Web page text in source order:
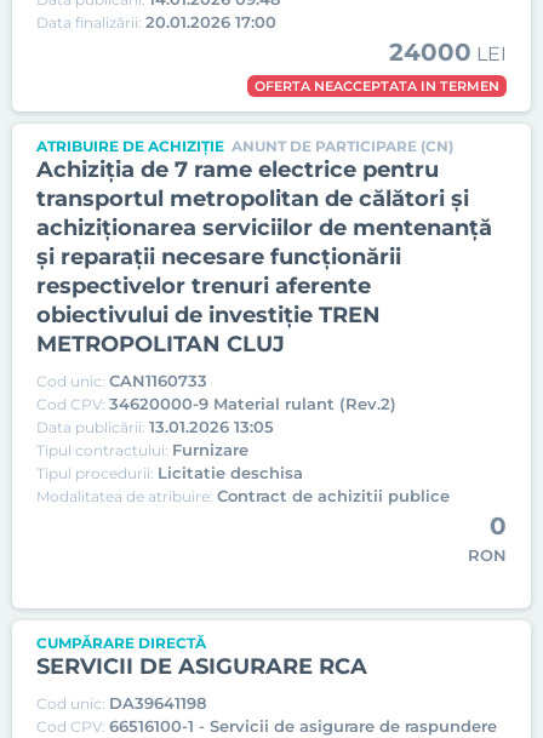
Data finalizării: 20.01.2026 17:00
24000 LEI
OFERTA NEACCEPTATA IN TERMEN
ATRIBUIRE DE ACHIZIȚIE ANUNT DE PARTICIPARE (CN)
Achiziția de 7 rame electrice pentru
transportul metropolitan de călători și
achiziționarea serviciilor de mentenanță
și reparații necesare funcționării
respectivelor trenuri aferente
obiectivului de investiție TREN
METROPOLITAN CLUJ
Cod unic: CAN1160733
Cod CPV: 34620000-9 Material rulant (Rev.2)
Data publicării: 13.01.2026 13:05
Tipul contractului: Furnizare
Tipul procedurii: Licitatie deschisa
Modalitatea de atribuire: Contract de achizitii publice
0
RON
CUMPĂRARE DIRECTĂ
SERVICII DE ASIGURARE RCA
Cod unic: DA39641198
Cod CPV: 66516100-1 - Servicii de asigurare de raspundere